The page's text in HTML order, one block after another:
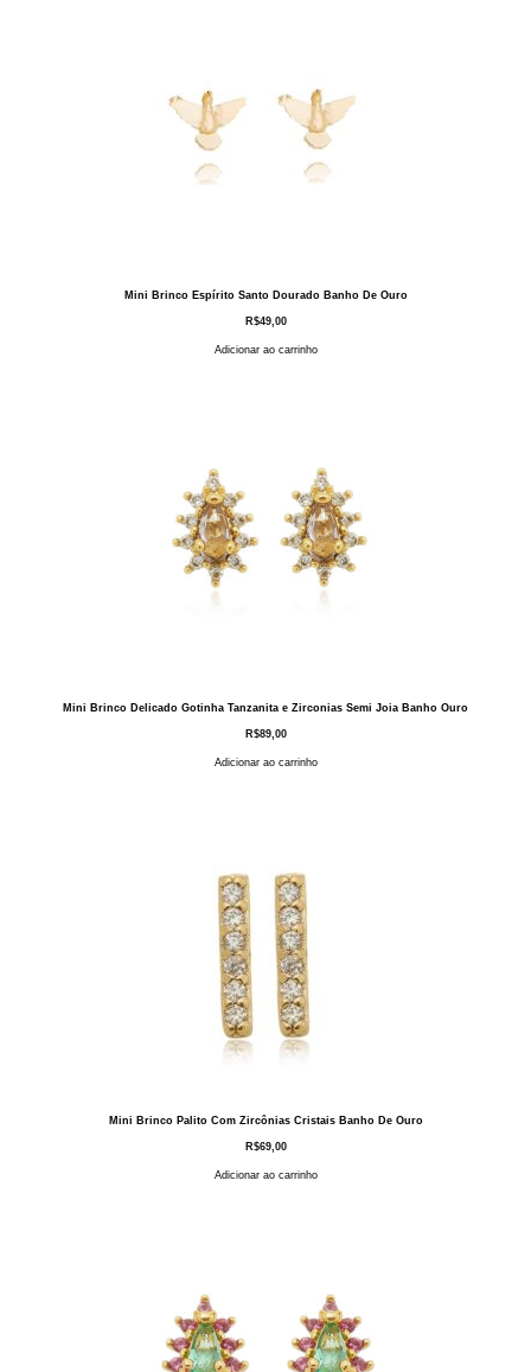
Mini Brinco Espírito Santo Dourado Banho De Ouro
R$49,00
Adicionar ao carrinho
Mini Brinco Delicado Gotinha Tanzanita e Zirconias Semi Joia Banho Ouro
R$89,00
Adicionar ao carrinho
Mini Brinco Palito Com Zircônias Cristais Banho De Ouro
R$69,00
Adicionar ao carrinho